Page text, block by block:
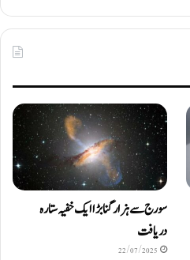
سورج سے ہزار گنا بڑا ایک خفیہ ستارہ
دریافت
22/07/2025